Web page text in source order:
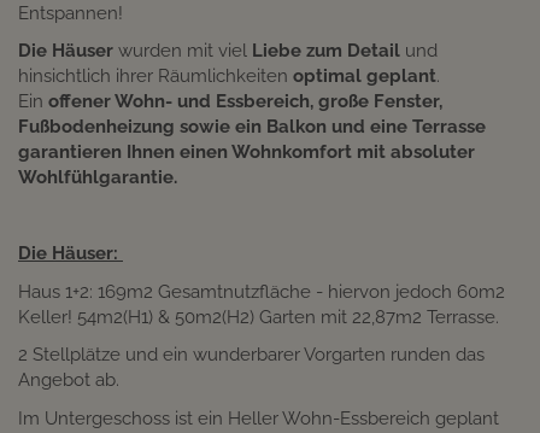
Entspannen!
Die Häuser wurden mit viel Liebe zum Detail und
hinsichtlich ihrer Räumlichkeiten optimal geplant.
Ein offener Wohn- und Essbereich, große Fenster,
Fußbodenheizung sowie ein Balkon und eine Terrasse
garantieren Ihnen einen Wohnkomfort mit absoluter
Wohlfühlgarantie.
Die Häuser:
Haus 1+2: 169m2 Gesamtnutzfläche - hiervon jedoch 60m2
Keller! 54m2(H1) & 50m2(H2) Garten mit 22,87m2 Terrasse.
2 Stellplätze und ein wunderbarer Vorgarten runden das
Angebot ab.
Im Untergeschoss ist ein Heller Wohn-Essbereich geplant